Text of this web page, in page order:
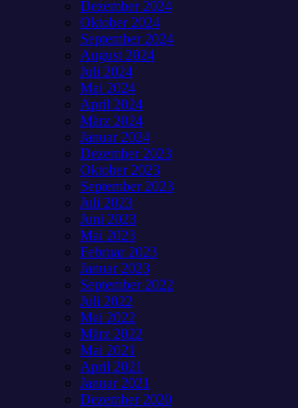
Dezember 2024
Oktober 2024
September 2024
August 2024
Juli 2024
Mai 2024
April 2024
März 2024
Januar 2024
Dezember 2023
Oktober 2023
September 2023
Juli 2023
Juni 2023
Mai 2023
Februar 2023
Januar 2023
September 2022
Juli 2022
Mai 2022
März 2022
Mai 2021
April 2021
Januar 2021
Dezember 2020